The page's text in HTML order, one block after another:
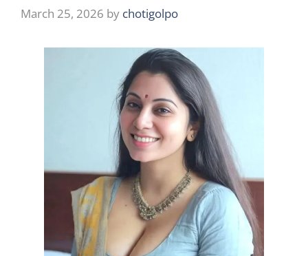
March 25, 2026 by chotigolpo